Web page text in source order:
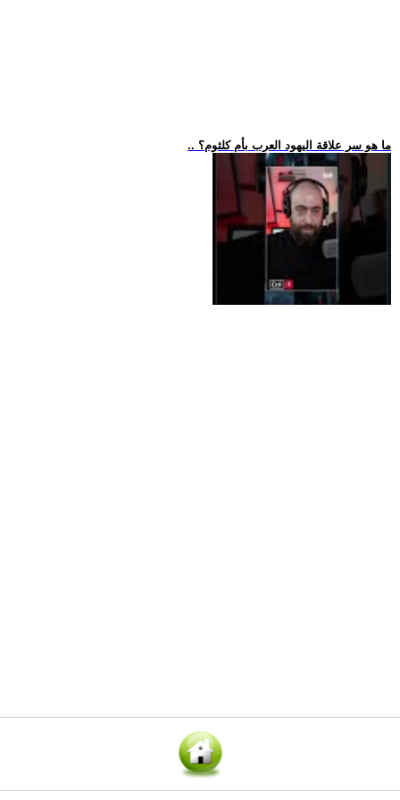
.. ما هو سر علاقة اليهود العرب بأم كلثوم؟